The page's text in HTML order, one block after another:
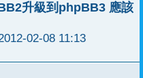
升級到phpBB3 應該
02-08 11:13